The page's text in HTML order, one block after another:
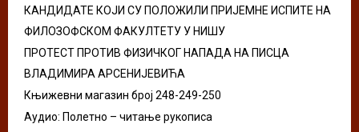
КАНДИДАТЕ КОЈИ СУ ПОЛОЖИЛИ ПРИЈЕМНЕ ИСПИТЕ НА
ФИЛОЗОФСКОМ ФАКУЛТЕТУ У НИШУ
ПРОТЕСТ ПРОТИВ ФИЗИЧКОГ НАПАДА НА ПИСЦА
ВЛАДИМИРА АРСЕНИЈЕВИЋА
Књижевни магазин број 248-249-250
Аудио: Полетно – читање рукописа